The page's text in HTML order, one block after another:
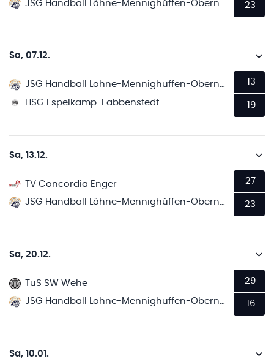
23
So, 07.12.
JSG Handball Löhne-Mennighüffen-Obernbeck
HSG Espelkamp-Fabbenstedt
13
19
Sa, 13.12.
TV Concordia Enger
JSG Handball Löhne-Mennighüffen-Obernbeck
27
23
Sa, 20.12.
TuS SW Wehe
JSG Handball Löhne-Mennighüffen-Obernbeck
29
16
Sa, 10.01.